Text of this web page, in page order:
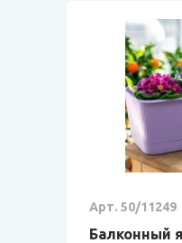
Арт. 50/11249
Балконный